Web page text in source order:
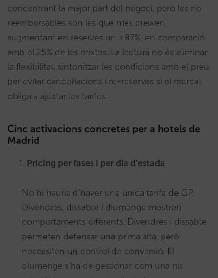
concentrant la major part del negoci, però les no
reemborsables són les que més creixen,
augmentant en reserves un +87%, en comparació
amb el 25% de les mixtes. La lectura no és eliminar
la flexibilitat, sintonitzar les condicions amb el preu
per evitar cancel·lacions i re-reserves si el mercat
obliga a ajustar les tarifes.
Cinc activacions concretes per a hotels de
Madrid
1. Pricing per fases i per dia d’estada
No hi hauria d’haver una única tarifa de GP.
Divendres, dissabte i diumenge mostren
comportaments diferents. Divendres i dissabte
permeten defensar una prima alta, però
necessiten un control de conversió. El
diumenge s’ha de gestionar com una nit